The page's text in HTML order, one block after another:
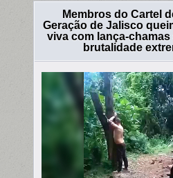
Membros do Cartel
Geração de Jalisco
viva com lança-chamas
brutalidade